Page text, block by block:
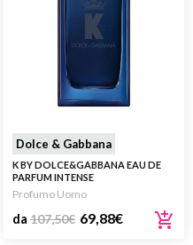
Dolce & Gabbana
K BY DOLCE&GABBANA EAU DE
PARFUM INTENSE
Profumo Uomo
da 107,50€ 69,88€